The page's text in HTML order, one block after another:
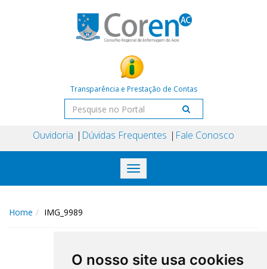
O nosso site usa cookies
Transparência e Prestação de Contas
Ouvidoria Dúvidas Frequentes Fale Conosco
Toggle
navigation
Home IMG_9989